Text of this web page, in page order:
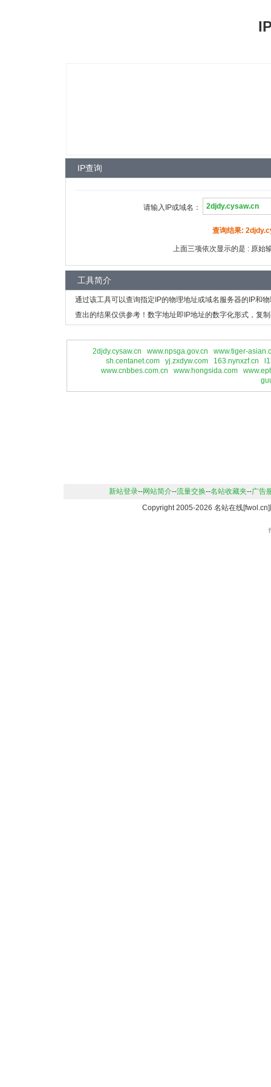
IP查询
请输入IP或域名：
查询结果:
上面三项依次显示的是 : 原始
工具简介
通过该工具可以查询指定IP的物理地址或域名服务器的IP和
查出的结果仅供参考！数字地址即IP地址的数字化形式，复
2djdy.cysaw.cn www.npsga.gov.cn
www.tiger-
sh.centanet.com
yj.zxdyw.com 163.nynxzf.cn
www.cnbbes.com.cn
www.hongsida.com
新站登录--网站简介--流量交换--名站收藏夹--广告
Copyright 2005-2026 名站在线